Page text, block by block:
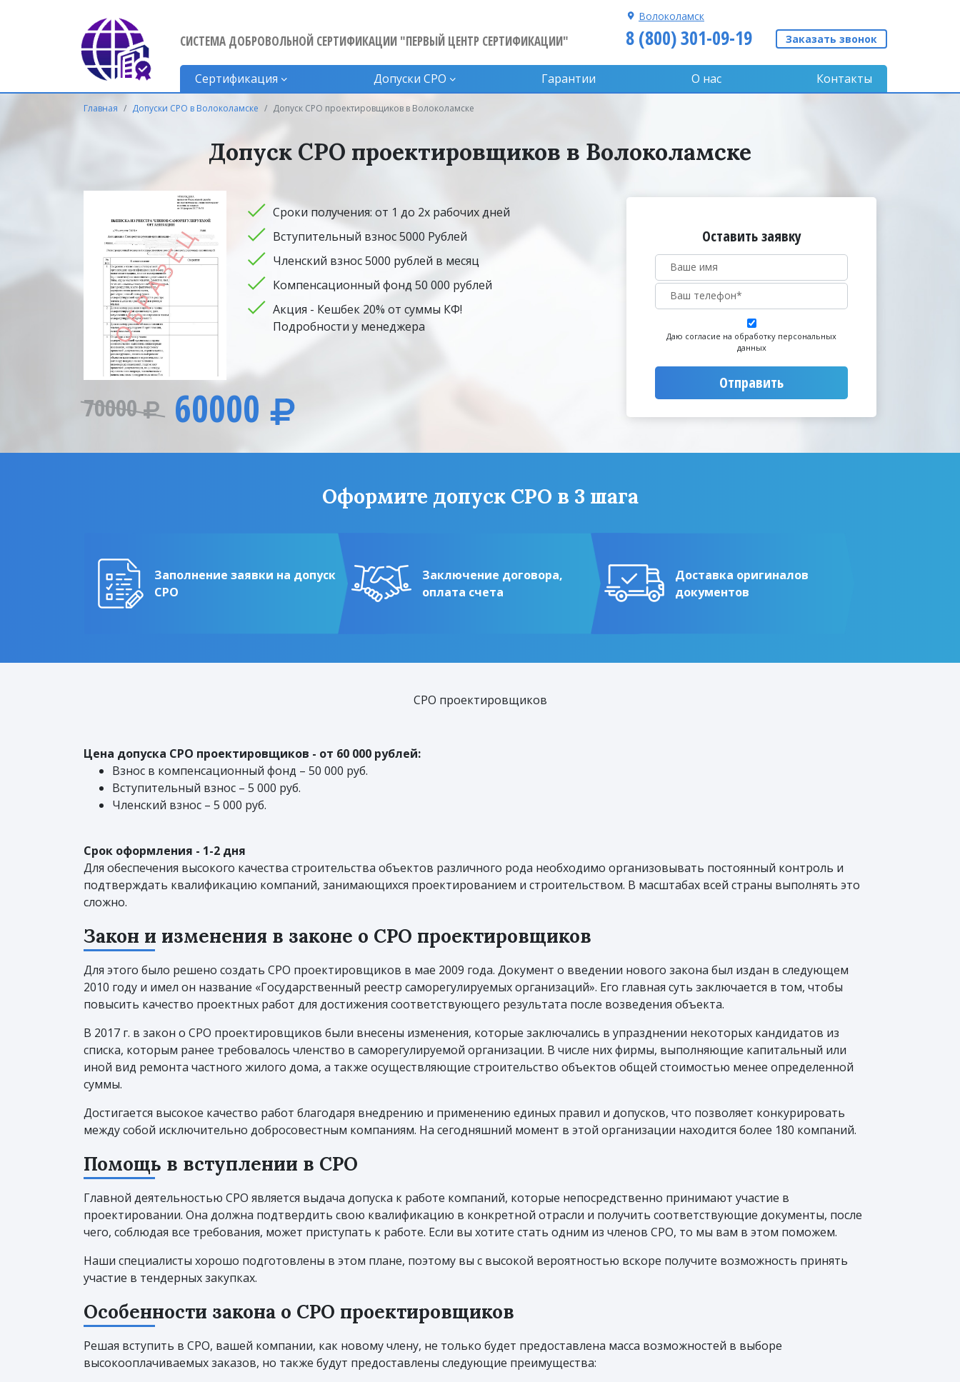
СИСТЕМА ДОБРОВОЛЬНОЙ СЕРТИФИКАЦИИ "ПЕРВЫЙ ЦЕНТР СЕРТИФИКАЦИИ"
Волоколамск
8 (800) 301-09-19 Заказать звонок
Сертификация Допуски CPO Гарантии О нас Контакты
Главная Допуски СРО в Волоколамске Допуск СРО проектировщиков в Волоколамске
Допуск СРО проектировщиков в Волоколамске
Сроки получения: от 1 до 2х рабочих дней
Вступительный взнос 5000 Рублей
Членский взнос 5000 рублей в месяц
Компенсационный фонд 50 000 рублей
Акция - Кешбек 20% от суммы КФ!
Подробности у менеджера
70000 60000
Оставить заявку
Даю согласие на обработку персональных
данных
Отправить
Оформите допуск СРО в 3 шага
Заполнение заявки на допуск
СРО
Заключение договора,
оплата счета
Доставка оригиналов
документов
СРО проектировщиков
Цена допуска СРО проектировщиков - от 60 000 рублей:
Взнос в компенсационный фонд – 50 000 руб.
Вступительный взнос – 5 000 руб.
Членский взнос – 5 000 руб.
Срок оформления - 1-2 дня
Для обеспечения высокого качества строительства объектов различного рода необходимо организовывать постоянный контроль и
подтверждать квалификацию компаний, занимающихся проектированием и строительством. В масштабах всей страны выполнять это
сложно.
Закон и изменения в законе о СРО проектировщиков
Для этого было решено создать СРО проектировщиков в мае 2009 года. Документ о введении нового закона был издан в следующем
2010 году и имел он название «Государственный реестр саморегулируемых организаций». Его главная суть заключается в том, чтобы
повысить качество проектных работ для достижения соответствующего результата после возведения объекта.
В 2017 г. в закон о СРО проектировщиков были внесены изменения, которые заключались в упразднении некоторых кандидатов из
списка, которым ранее требовалось членство в саморегулируемой организации. В числе них фирмы, выполняющие капитальный или
иной вид ремонта частного жилого дома, а также осуществляющие строительство объектов общей стоимостью менее определенной
суммы.
Достигается высокое качество работ благодаря внедрению и применению единых правил и допусков, что позволяет конкурировать
между собой исключительно добросовестным компаниям. На сегодняшний момент в этой организации находится более 180 компаний.
Помощь в вступлении в СРО
Главной деятельностью СРО является выдача допуска к работе компаний, которые непосредственно принимают участие в
проектировании. Она должна подтвердить свою квалификацию в конкретной отрасли и получить соответствующие документы, после
чего, соблюдая все требования, может приступать к работе. Если вы хотите стать одним из членов СРО, то мы вам в этом поможем.
Наши специалисты хорошо подготовлены в этом плане, поэтому вы с высокой вероятностью вскоре получите возможность принять
участие в тендерных закупках.
Особенности закона о СРО проектировщиков
Решая вступить в СРО, вашей компании, как новому члену, не только будет предоставлена масса возможностей в выборе
высокооплачиваемых заказов, но также будут предоставлены следующие преимущества: